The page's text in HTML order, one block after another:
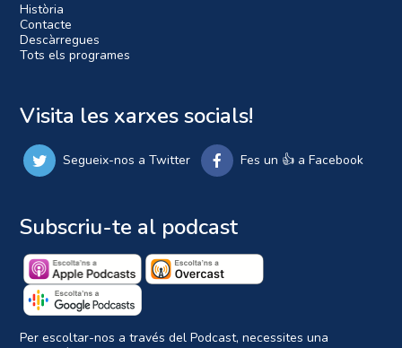
Història
Contacte
Descàrregues
Tots els programes
Visita les xarxes socials!
Segueix-nos a Twitter Fes un 👍 a Facebook
Subscriu-te al podcast
Per escoltar-nos a través del Podcast, necessites una